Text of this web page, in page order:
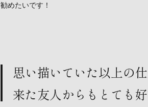
勧めたいです！
思い描いていた以上の
来た友人からもとても好